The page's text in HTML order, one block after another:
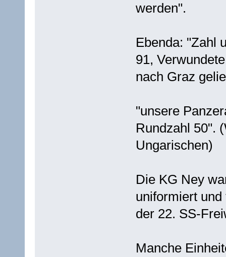
werden".
Ebenda: "Zahl
91,
nach Graz
"unsere
Rundzahl 50".
Ungarischen)
Die KG Ney
uniformiert
der 22. SS-
Manche